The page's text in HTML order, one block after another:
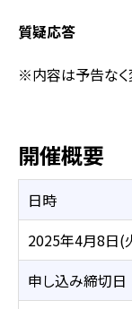
質疑応答
※内容は予告なく
開催概要
日時
2025年4月8日(
申し込み締切日